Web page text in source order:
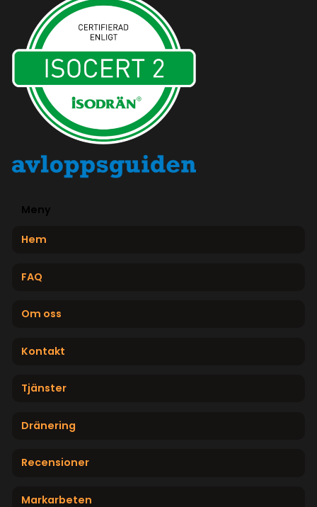
Meny
Hem
FAQ
Om oss
Kontakt
Tjänster
Dränering
Recensioner
Markarbeten